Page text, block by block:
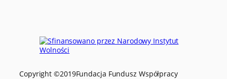
Copyright ©2019Fundacja Fundusz Współpracy